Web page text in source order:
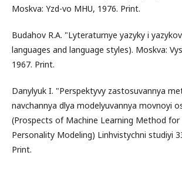
Moskva: Yzd-vo MHU, 1976. Print.
Budahov R.A. "Lyteraturnye yazyky i
languages and language styles). Moskva:
1967. Print.
Danylyuk I. "Perspektyvy zastosuvannya
navchannya dlya modelyuvannya movnoyi
(Prospects of Machine Learning Method for
Personality Modeling) Linhvistychni studiyi
Print.